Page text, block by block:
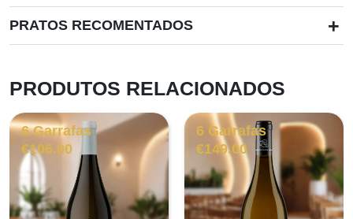
PRATOS RECOMENTADOS +
PRODUTOS RELACIONADOS
6 Garrafas
€106.00
6 Garrafas
€149.00